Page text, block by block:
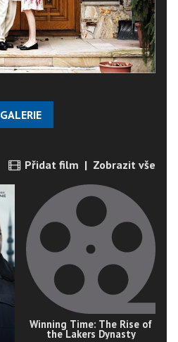
GALERIE
Přidat film | Zobrazit vše
Winning Time: The Rise of
the Lakers Dynasty